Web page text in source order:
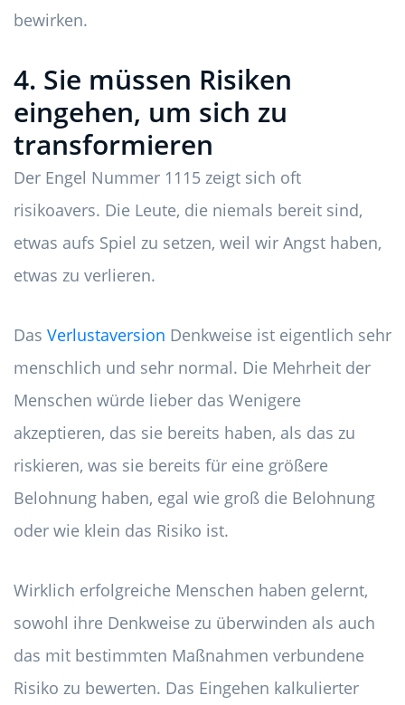
bewirken.
4. Sie müssen Risiken
eingehen, um sich zu
transformieren
Der Engel Nummer 1115 zeigt sich oft
risikoavers. Die Leute, die niemals bereit sind,
etwas aufs Spiel zu setzen, weil wir Angst haben,
etwas zu verlieren.
Das Verlustaversion Denkweise ist eigentlich sehr
menschlich und sehr normal. Die Mehrheit der
Menschen würde lieber das Wenigere
akzeptieren, das sie bereits haben, als das zu
riskieren, was sie bereits für eine größere
Belohnung haben, egal wie groß die Belohnung
oder wie klein das Risiko ist.
Wirklich erfolgreiche Menschen haben gelernt,
sowohl ihre Denkweise zu überwinden als auch
das mit bestimmten Maßnahmen verbundene
Risiko zu bewerten. Das Eingehen kalkulierter